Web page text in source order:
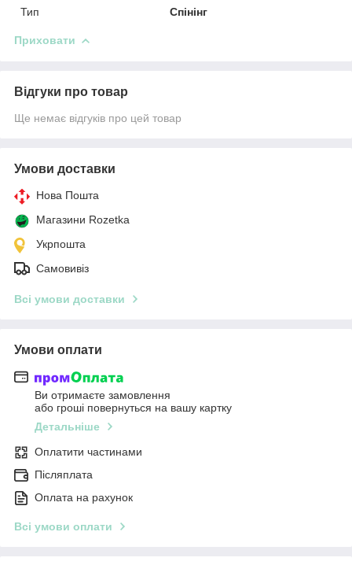
Тип
Спінінг
Приховати
Відгуки про товар
Ще немає відгуків про цей товар
Умови доставки
Нова Пошта
Магазини Rozetka
Укрпошта
Самовивіз
Всі умови доставки
Умови оплати
Ви отримаєте замовлення
або гроші повернуться на вашу картку
Детальніше
Оплатити частинами
Післяплата
Оплата на рахунок
Всі умови оплати